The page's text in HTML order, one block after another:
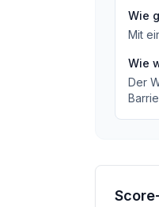
Wie
Mit
Wie
Der